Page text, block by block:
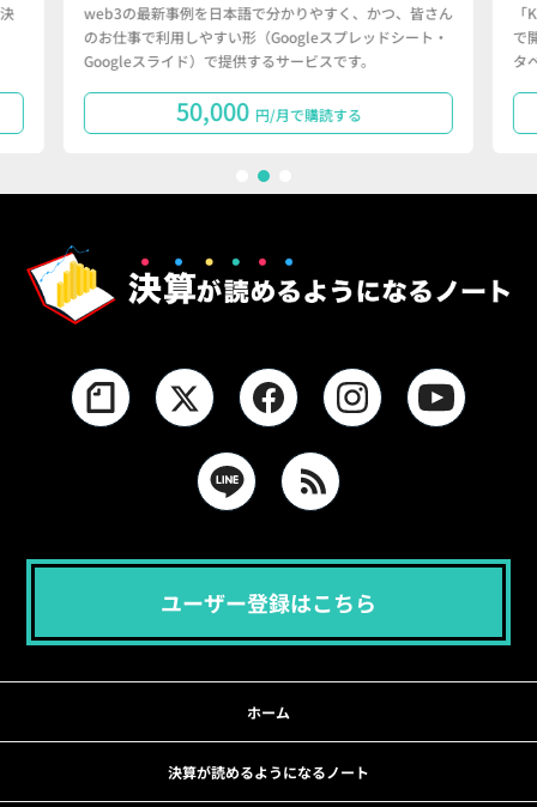
web3の最新事例を日本語で分かりやすく、かつ、皆さん
のお仕事で利用しやすい形（Googleスプレッドシート・
Googleスライド）で提供するサービスです。
50,000 円/月で購読する
で
タ
ユーザー登録はこちら
ホーム
決算が読めるようになるノート